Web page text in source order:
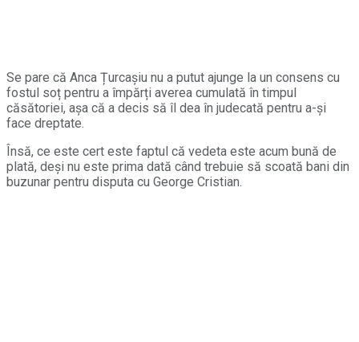
Se pare că Anca Țurcașiu nu a putut ajunge la un consens cu
fostul soț pentru a împărți averea cumulată în timpul
căsătoriei, așa că a decis să îl dea în judecată pentru a-și
face dreptate.
Însă, ce este cert este faptul că vedeta este acum bună de
plată, deși nu este prima dată când trebuie să scoată bani din
buzunar pentru disputa cu George Cristian.